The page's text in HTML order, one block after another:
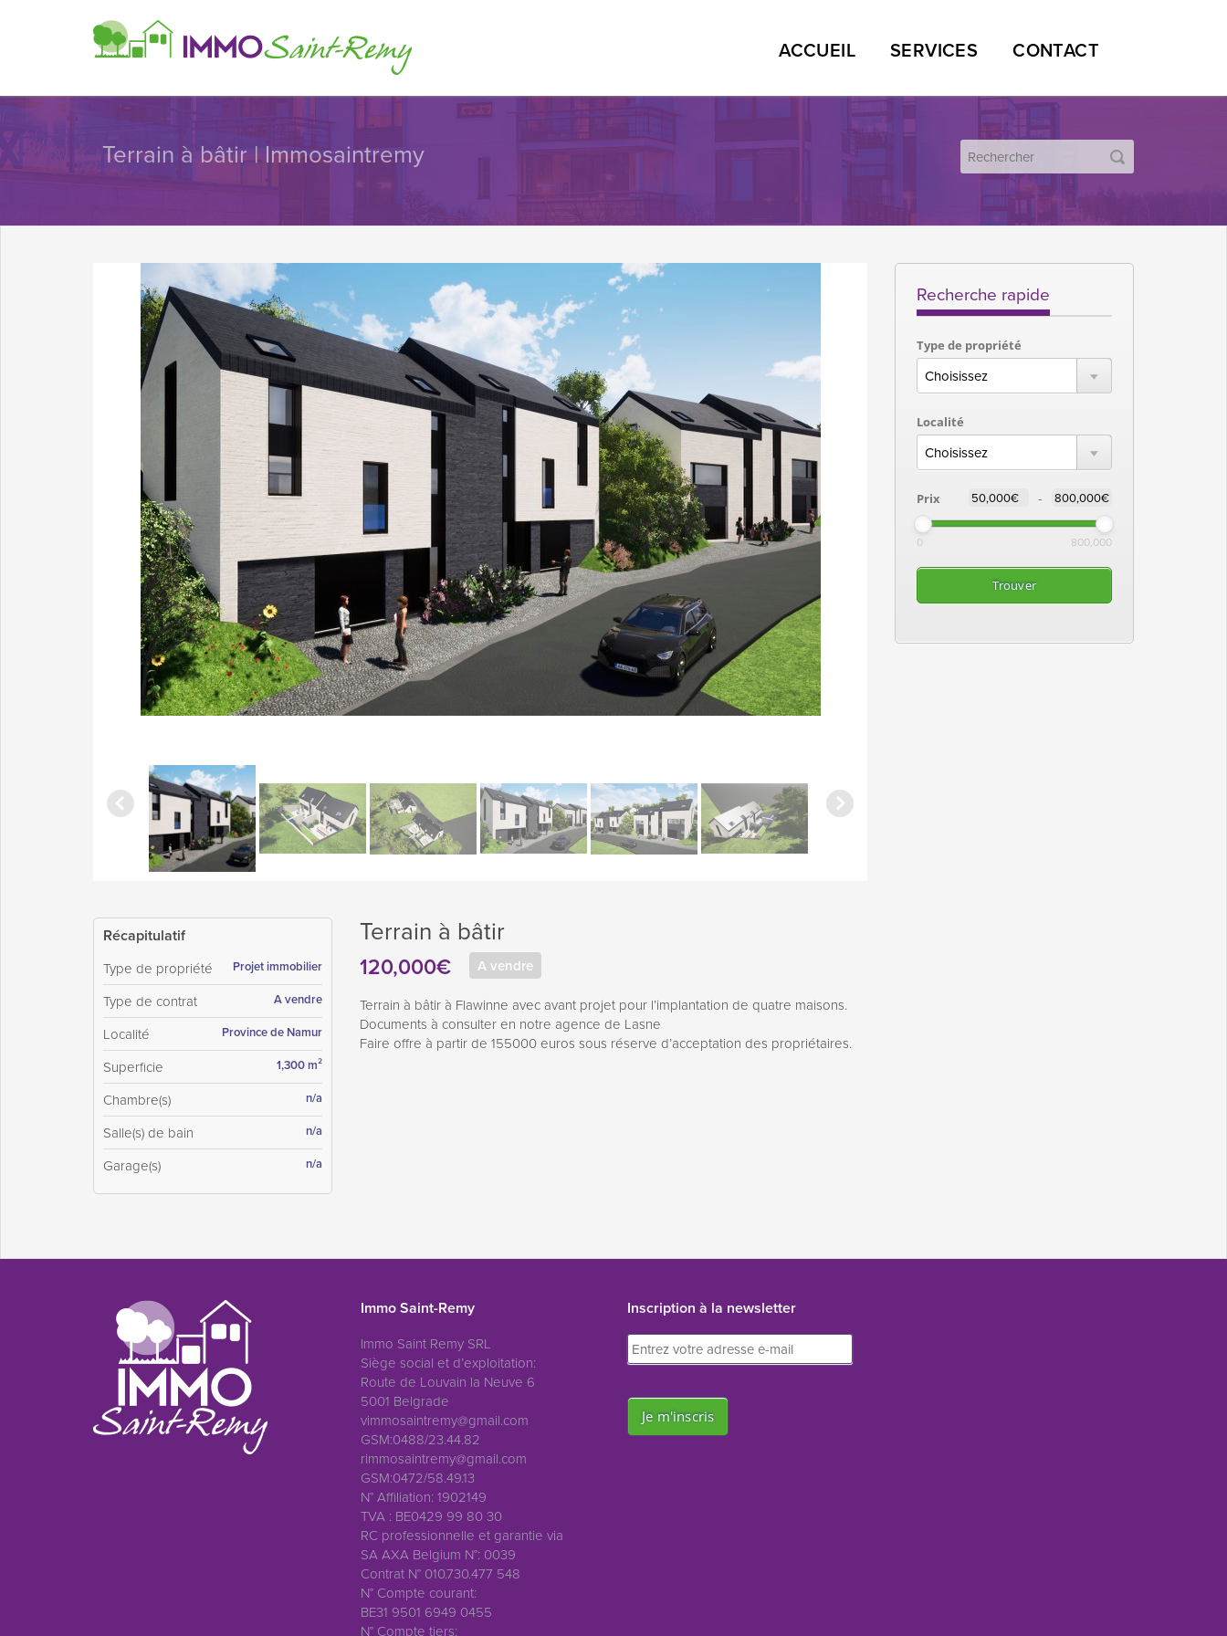
ACCUEIL SERVICES CONTACT
Terrain à bâtir | Immosaintremy
Récapitulatif
Type de propriété Projet immobilier
Type de contrat A vendre
Localité Province de Namur
Superficie 1,300 m²
Chambre(s) n/a
Salle(s) de bain n/a
Garage(s) n/a
Terrain à bâtir
120,000€ A vendre
Terrain à bâtir à Flawinne avec avant projet pour l’implantation de quatre maisons.
Documents à consulter en notre agence de Lasne
Faire offre à partir de 155000 euros sous réserve d’acceptation des propriétaires.
Recherche rapide
Type de propriété
Localité
Prix -
0 800,000
Immo Saint-Remy
Immo Saint Remy SRL
Siège social et d’exploitation:
Route de Louvain la Neuve 6
5001 Belgrade
vimmosaintremy@gmail.com
GSM:0488/23.44.82
rimmosaintremy@gmail.com
GSM:0472/58.49.13
N° Affiliation: 1902149
TVA : BE0429 99 80 30
RC professionnelle et garantie via
SA AXA Belgium N°: 0039
Contrat N° 010.730.477 548
N° Compte courant:
BE31 9501 6949 0455
N° Compte tiers:
Inscription à la newsletter